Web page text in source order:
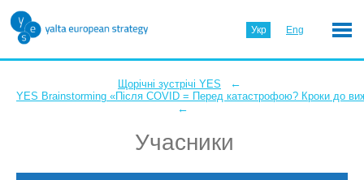
Укр Eng
Щорічні зустрічі YES ←
YES Brainstorming «Після COVID = Перед катастрофою? Кроки до
←
Учасники